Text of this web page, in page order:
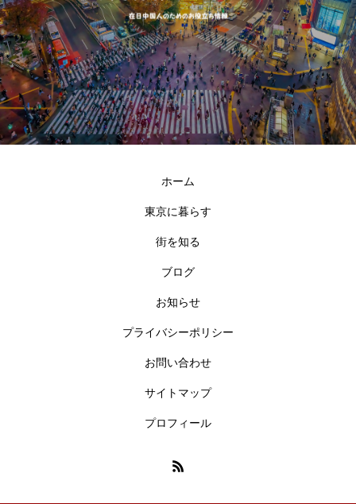
ホーム
東京に暮らす
街を知る
ブログ
お知らせ
プライバシーポリシー
お問い合わせ
サイトマップ
プロフィール